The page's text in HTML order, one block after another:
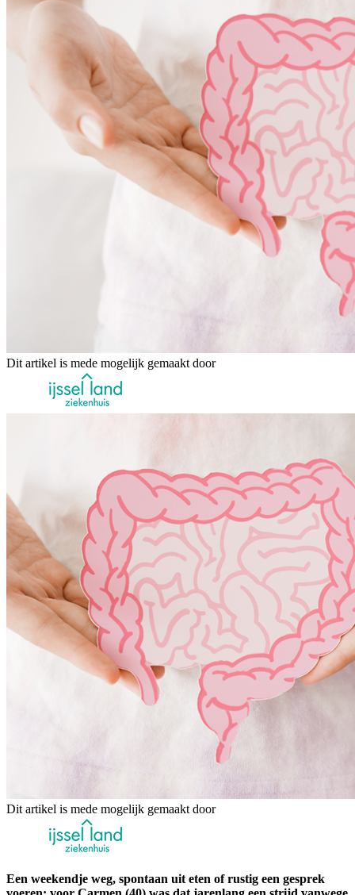
Dit artikel is mede mogelijk gemaakt door
Dit artikel is mede mogelijk gemaakt door
Een weekendje weg, spontaan uit eten of rustig een gesprek